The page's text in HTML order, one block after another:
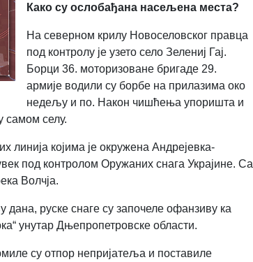
Како су ослобађана насељена места?
На северном крилу Новоселовског правца
под контролу је узето село Зелениј Гај.
Борци 36. моторизоване бригаде 29.
армије водили су борбе на прилазима око
недељу и по. Након чишћења упоришта и
самом селу.
линија којима је окружена Андрејевка-
под контролом Оружаних снага Украјине. Са
Волчја.
руске снаге су започеле офанзиву ка
унутар Дњепропетровске области.
су отпор непријатеља и поставиле